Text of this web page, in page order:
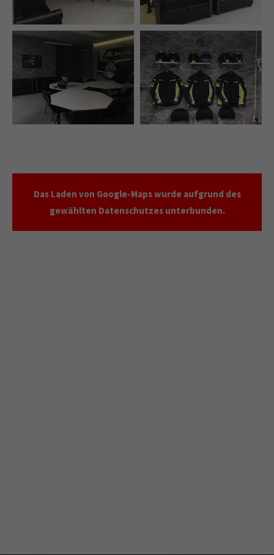
Das Laden von Google-Maps wurde aufgrund des
gewählten Datenschutzes unterbunden.